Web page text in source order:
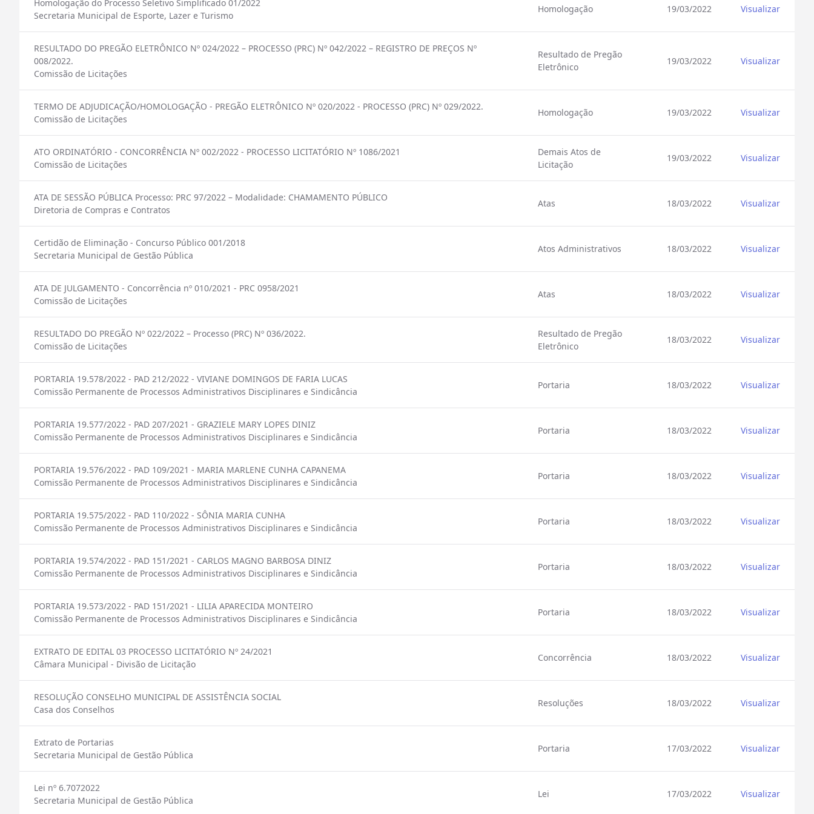
Homologação do Processo Seletivo Simplificado 01/2022
Secretaria Municipal de Esporte, Lazer e Turismo
Homologação 19/03/2022 Visualizar
RESULTADO DO PREGÃO ELETRÔNICO Nº 024/2022 – PROCESSO (PRC) Nº 042/2022 – REGISTRO DE PREÇOS Nº
008/2022.
Comissão de Licitações
Resultado de Pregão
Eletrônico
19/03/2022 Visualizar
TERMO DE ADJUDICAÇÃO/HOMOLOGAÇÃO - PREGÃO ELETRÔNICO Nº 020/2022 - PROCESSO (PRC) Nº 029/2022.
Comissão de Licitações
Homologação 19/03/2022 Visualizar
ATO ORDINATÓRIO - CONCORRÊNCIA Nº 002/2022 - PROCESSO LICITATÓRIO Nº 1086/2021
Comissão de Licitações
Demais Atos de
Licitação
19/03/2022 Visualizar
ATA DE SESSÃO PÚBLICA Processo: PRC 97/2022 – Modalidade: CHAMAMENTO PÚBLICO
Diretoria de Compras e Contratos
Atas 18/03/2022 Visualizar
Certidão de Eliminação - Concurso Público 001/2018
Secretaria Municipal de Gestão Pública
Atos Administrativos 18/03/2022 Visualizar
ATA DE JULGAMENTO - Concorrência nº 010/2021 - PRC 0958/2021
Comissão de Licitações
Atas 18/03/2022 Visualizar
RESULTADO DO PREGÃO Nº 022/2022 – Processo (PRC) Nº 036/2022.
Comissão de Licitações
Resultado de Pregão
Eletrônico
18/03/2022 Visualizar
PORTARIA 19.578/2022 - PAD 212/2022 - VIVIANE DOMINGOS DE FARIA LUCAS
Comissão Permanente de Processos Administrativos Disciplinares e Sindicância
Portaria 18/03/2022 Visualizar
PORTARIA 19.577/2022 - PAD 207/2021 - GRAZIELE MARY LOPES DINIZ
Comissão Permanente de Processos Administrativos Disciplinares e Sindicância
Portaria 18/03/2022 Visualizar
PORTARIA 19.576/2022 - PAD 109/2021 - MARIA MARLENE CUNHA CAPANEMA
Comissão Permanente de Processos Administrativos Disciplinares e Sindicância
Portaria 18/03/2022 Visualizar
PORTARIA 19.575/2022 - PAD 110/2022 - SÔNIA MARIA CUNHA
Comissão Permanente de Processos Administrativos Disciplinares e Sindicância
Portaria 18/03/2022 Visualizar
PORTARIA 19.574/2022 - PAD 151/2021 - CARLOS MAGNO BARBOSA DINIZ
Comissão Permanente de Processos Administrativos Disciplinares e Sindicância
Portaria 18/03/2022 Visualizar
PORTARIA 19.573/2022 - PAD 151/2021 - LILIA APARECIDA MONTEIRO
Comissão Permanente de Processos Administrativos Disciplinares e Sindicância
Portaria 18/03/2022 Visualizar
EXTRATO DE EDITAL 03 PROCESSO LICITATÓRIO Nº 24/2021
Câmara Municipal - Divisão de Licitação
Concorrência 18/03/2022 Visualizar
RESOLUÇÃO CONSELHO MUNICIPAL DE ASSISTÊNCIA SOCIAL
Casa dos Conselhos
Resoluções 18/03/2022 Visualizar
Extrato de Portarias
Secretaria Municipal de Gestão Pública
Portaria 17/03/2022 Visualizar
Lei nº 6.7072022
Secretaria Municipal de Gestão Pública
Lei 17/03/2022 Visualizar